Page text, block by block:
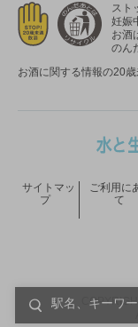
スト
妊娠
お酒
のん
お酒に関する情報の20
サイトマッ
プ
ご利用に
て